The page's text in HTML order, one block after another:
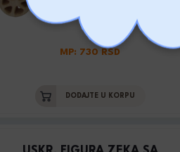
MP: 730 RSD
DODAJTE U KORPU